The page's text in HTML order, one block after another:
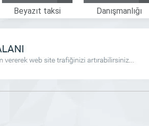
Nafiz
Çatı,
ve
bir
Ucg Makina
inşaat projelerinin hızla ve verimli bir
tamamlanmasını sağlar. Ancak, iş
verimliliğini ve dayanıklılığını sürdürebilmeleri
gelişimi, iş makinası yedek parça